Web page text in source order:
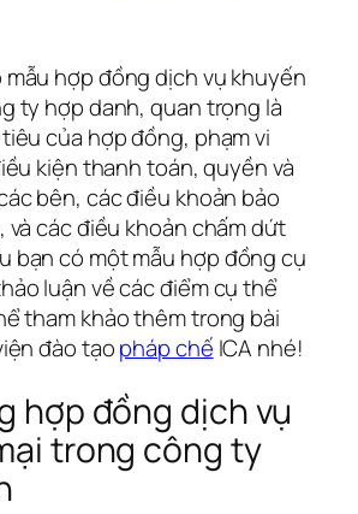
mẫu hợp đồng dịch vụ khuyến
ty hợp danh, quan trọng là
của hợp đồng, phạm vi
kiện thanh toán, quyền và
bên, các điều khoản bảo
các điều khoản chấm dứt
bạn có một mẫu hợp đồng cụ
luận về các điểm cụ thể
tham khảo thêm trong bài
đào tạopháp chế ICA nhé!
hợp đồng dịch vụ
trong công ty